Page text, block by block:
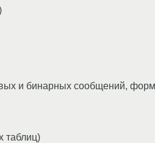
и бинарных сообщений,
таблиц)